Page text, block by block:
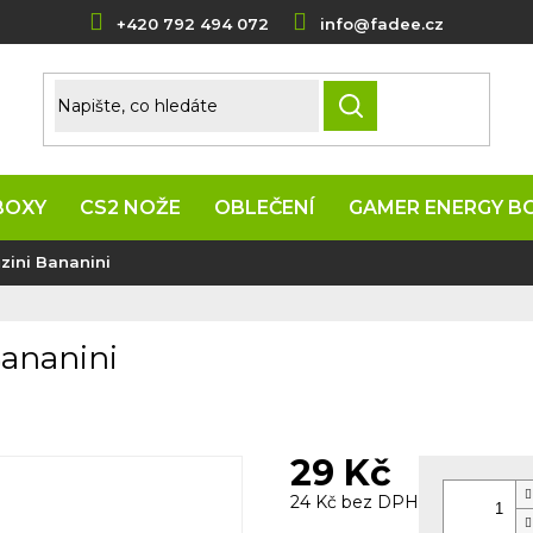
+420 792 494 072 info@fadee.cz
HLEDAT
CS2 NOŽE OBLEČENÍ GAMER ENERGY
Bananini
29 Kč
24 Kč bez DPH